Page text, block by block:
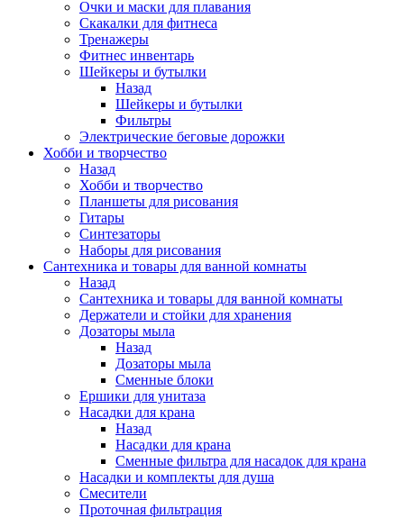
Очки и маски для плавания
Скакалки для фитнеса
Тренажеры
Фитнес инвентарь
Шейкеры и бутылки
Назад
Шейкеры и бутылки
Фильтры
Электрические беговые дорожки
Хобби и творчество
Назад
Хобби и творчество
Планшеты для рисования
Гитары
Синтезаторы
Наборы для рисования
Сантехника и товары для ванной комнаты
Назад
Сантехника и товары для ванной комнаты
Держатели и стойки для хранения
Дозаторы мыла
Назад
Дозаторы мыла
Сменные блоки
Ершики для унитаза
Насадки для крана
Назад
Насадки для крана
Сменные фильтра для насадок для крана
Насадки и комплекты для душа
Смесители
Проточная фильтрация